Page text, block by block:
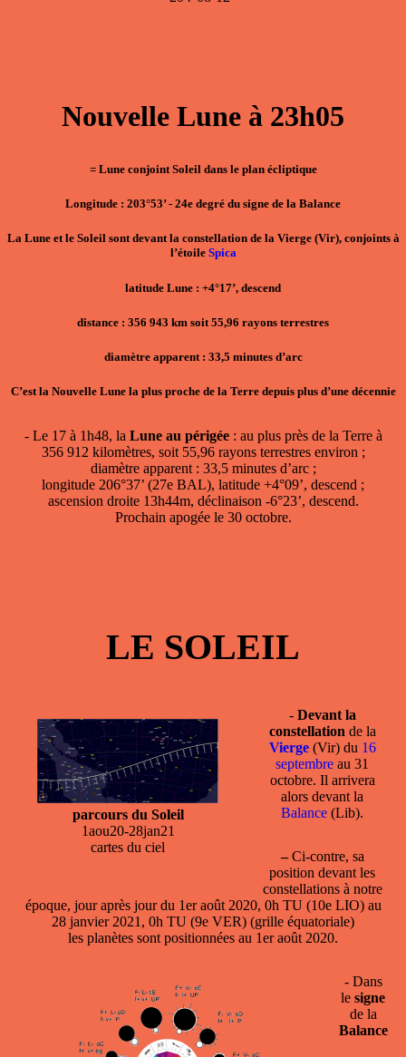
Nouvelle Lune à 23h05
= Lune conjoint Soleil dans le plan écliptique
Longitude : 203°53’ - 24e degré du signe de la Balance
La Lune et le Soleil sont devant la constellation de la Vierge (Vir), conjoints à
l’étoile Spica
latitude Lune : +4°17’, descend
distance : 356 943 km soit 55,96 rayons terrestres
diamètre apparent : 33,5 minutes d’arc
C’est la Nouvelle Lune la plus proche de la Terre depuis plus d’une décennie
- Le 17 à 1h48, la Lune au périgée: au plus près de la Terre à
356 912 kilomètres, soit 55,96 rayons terrestres environ ;
diamètre apparent : 33,5 minutes d’arc ;
longitude 206°37’ (27e BAL), latitude +4°09’, descend ;
ascension droite 13h44m, déclinaison -6°23’, descend.
Prochain apogée le 30 octobre.
LE SOLEIL
parcours du Soleil
1aou20-28jan21
cartes du ciel
- Devant la
constellationde la
Vierge(Vir) du 16
septembre au 31
octobre. Il arrivera
alors devant la
Balance (Lib).
–Ci-contre, sa
position devant les
constellations à notre
époque, jour après jour du 1er août 2020, 0h TU (10e LIO) au
28 janvier 2021, 0h TU (9e VER) (grille équatoriale)
les planètes sont positionnées au 1er août 2020.
- Dans
le signe
de la
Balance